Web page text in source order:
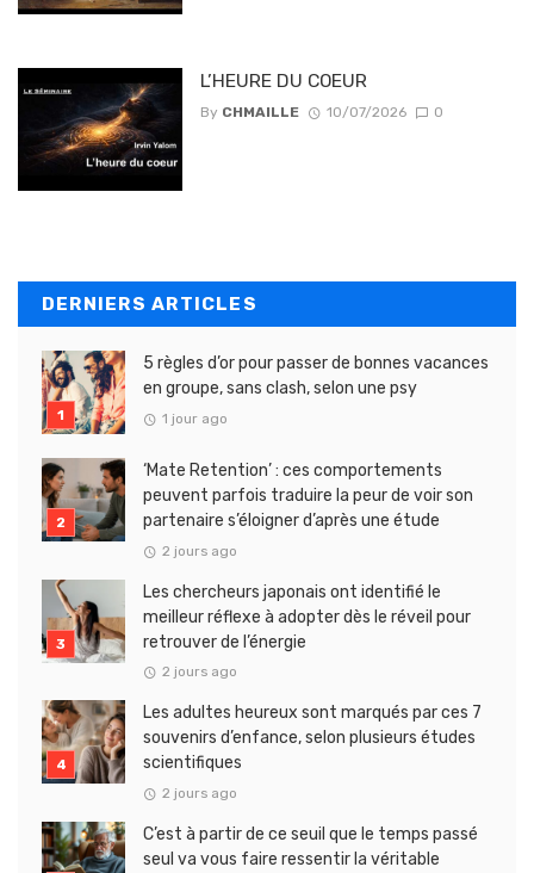
L’HEURE DU COEUR
By CHMAILLE 10/07/2026 0
DERNIERS ARTICLES
5 règles d’or pour passer de bonnes vacances
en groupe, sans clash, selon une psy
1 jour ago
‘Mate Retention’ : ces comportements
peuvent parfois traduire la peur de voir son
partenaire s’éloigner d’après une étude
2 jours ago
Les chercheurs japonais ont identifié le
meilleur réflexe à adopter dès le réveil pour
retrouver de l’énergie
2 jours ago
Les adultes heureux sont marqués par ces 7
souvenirs d’enfance, selon plusieurs études
scientifiques
2 jours ago
C’est à partir de ce seuil que le temps passé
seul va vous faire ressentir la véritable